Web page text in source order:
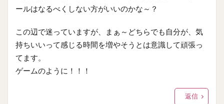
ールはなるべくしない方がいいのかな～？
この辺で迷っていますが、まぁ～どちらでも自分が、気
持ちいいって感じる時間を増やそうとは意識して頑張っ
てます。
ゲームのように！！！
返信